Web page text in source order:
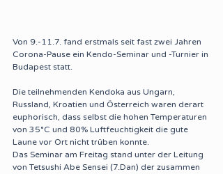
Von 9.-11.7. fand erstmals seit fast zwei Jahren
Corona-Pause ein Kendo-Seminar und -Turnier in
Budapest statt.
Die teilnehmenden Kendoka aus Ungarn,
Russland, Kroatien und Österreich waren derart
euphorisch, dass selbst die hohen Temperaturen
von 35°C und 80% Luftfeuchtigkeit die gute
Laune vor Ort nicht trüben konnte.
Das Seminar am Freitag stand unter der Leitung
von Tetsushi Abe Sensei (7.Dan) der zusammen